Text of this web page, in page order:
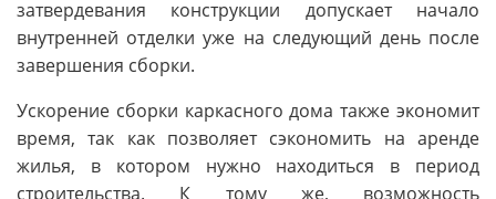
затвердевания конструкции допускает начало
внутренней отделки уже на следующий день после
завершения сборки.
Ускорение сборки каркасного дома также экономит
время, так как позволяет сэкономить на аренде
жилья, в котором нужно находиться в период
строительства. К тому же, возможность